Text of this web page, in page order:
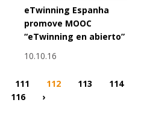
eTwinning Espanha
promove MOOC
“eTwinning en abierto”
10.10.16
111 112 113
114
116 ›